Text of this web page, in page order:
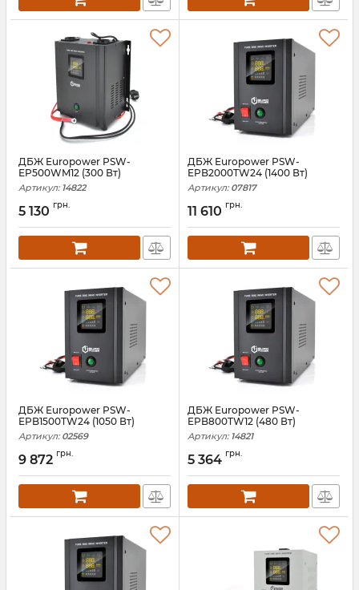
ДБЖ Europower PSW-
EP500WM12 (300 Вт)
Артикул: 14822
5 130 грн.
ДБЖ Europower PSW-
EPB2000TW24 (1400 Вт)
Артикул: 07817
11 610 грн.
ДБЖ Europower PSW-
EPB1500TW24 (1050 Вт)
Артикул: 02569
9 872 грн.
ДБЖ Europower PSW-
EPB800TW12 (480 Вт)
Артикул: 14821
5 364 грн.